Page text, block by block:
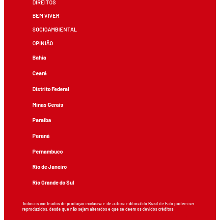
DIREITOS
BEM VIVER
SOCIOAMBIENTAL
OPINIÃO
Bahia
Ceará
Distrito Federal
Minas Gerais
Paraíba
Paraná
Pernambuco
Rio de Janeiro
Rio Grande do Sul
Todos os conteúdos de produção exclusiva e de autoria editorial do Brasil de Fato podem ser
reproduzidos, desde que não sejam alterados e que se deem os devidos créditos.